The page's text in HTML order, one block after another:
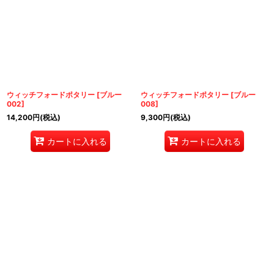
ウィッチフォードポタリー [ブルー
002]
14,200円(税込)
カートに入れる
ウィッチフォードポタリー [ブルー
008]
9,300円(税込)
カートに入れる